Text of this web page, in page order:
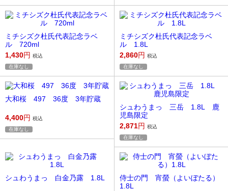
ミチシズク杜氏代表記念ラベ
ル 720ml
1,430円 税込
在庫なし
ミチシズク杜氏代表記念ラベ
ル 1.8L
2,860円 税込
在庫なし
大和桜 497 36度 3年貯蔵
4,400円 税込
在庫なし
シュわうまっ 三岳 1.8L 鹿
児島限定
2,871円 税込
在庫なし
シュわうまっ 白金乃露 1.8L
侍士の門 宵螢（よいぼたる）
1.8L